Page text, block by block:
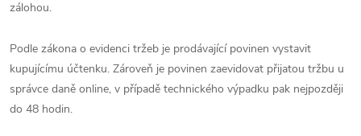
zálohou.
Podle zákona o evidenci tržeb je prodávající povinen vystavit
kupujícímu účtenku. Zároveň je povinen zaevidovat přijatou tržbu u
správce daně online, v případě technického výpadku pak nejpozději
do 48 hodin.